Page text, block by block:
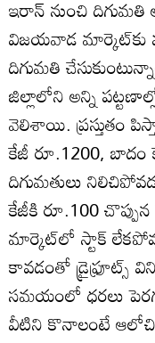
ఇరాన్‌ నుంచి దిగుమతి
విజయవాడ మార్కెట్‌కు
దిగుమతి
జిల్లాలోని అన్ని పట్టణాల్లో
వెలిశాయి. ప్రస్తుతం
కేజీ రూ.1200, బాదం
దిగుమతులు
కేజీకి రూ.100
మార్కెట్‌లో స్టాక్‌
కావడంతో డ్రైఫ్రూట్స్‌
సమయంలో ధరలు
వీటిని కొనాలంటే